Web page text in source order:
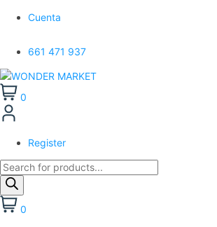
Cuenta
661 471 937
0
Register
0